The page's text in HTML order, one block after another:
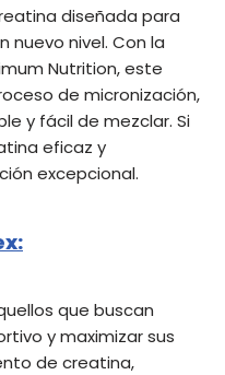
diseñada para
nuevo nivel. Con la
Nutrition, este
de micronización,
y fácil de mezclar. Si
eficaz y
excepcional.
que buscan
y maximizar sus
de creatina,